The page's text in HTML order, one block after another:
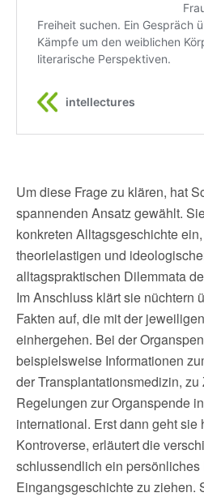
Um diese Frage zu klären, hat
spannenden Ansatz gewählt.
konkreten Alltagsgeschichte
theorielastigen und
alltagspraktischen Dilemmata
Im Anschluss klärt sie nüchtern
Fakten auf, die mit der
einhergehen. Bei der
beispielsweise Informationen
der Transplantationsmedizin,
Regelungen zur Organspende
international. Erst dann geht sie
Kontroverse, erläutert die
schlussendlich ein persönliches
Eingangsgeschichte zu ziehen.